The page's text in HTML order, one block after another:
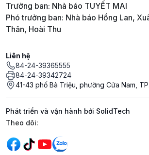
Trưởng ban: Nhà báo TUYẾT MAI
Phó trưởng ban: Nhà báo Hồng Lan,
Thân, Hoài Thu
Liên hệ
84-24-39365555
84-24-39342724
41-43 phố Bà Triệu, phường Cửa Nam,
Phát triển và vận hành bởi SolidTech
Mạng xã hội
Theo dõi: